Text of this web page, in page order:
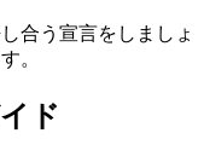
し合 う 宣言を し ま し ょ
す。
ド